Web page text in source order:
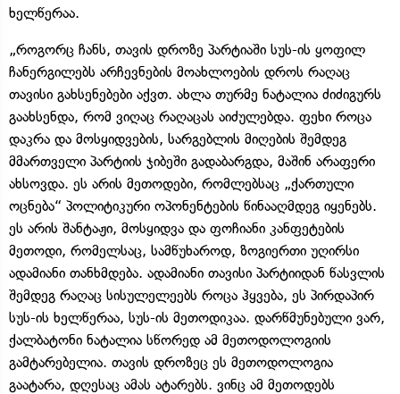
ხელწერაა.
„როგორც ჩანს, თავის დროზე პარტიაში სუს-ის ყოფილ
ჩანერგილებს არჩევნების მოახლოების დროს რაღაც
თავისი გახსენებები აქვთ. ახლა თურმე ნატალია ძიძიგურს
გაახსენდა, რომ ვიღაც რაღაცას აიძულებდა. ფეხი როცა
დაკრა და მოსყიდვების, სარგებლის მიღების შემდეგ
მმართველი პარტიის ჯიბეში გადაბარგდა, მაშინ არაფერი
ახსოვდა. ეს არის მეთოდები, რომლებსაც „ქართული
ოცნება“ პოლიტიკური ოპონენტების წინააღმდეგ იყენებს.
ეს არის შანტაჟი, მოსყიდვა და ფოჩიანი კანფეტების
მეთოდი, რომელსაც, სამწუხაროდ, ზოგიერთი უღირსი
ადამიანი თანხმდება. ადამიანი თავისი პარტიიდან წასვლის
შემდეგ რაღაც სისულელეებს როცა ჰყვება, ეს პირდაპირ
სუს-ის ხელწერაა, სუს-ის მეთოდიკაა. დარწმუნებული ვარ,
ქალბატონი ნატალია სწორედ ამ მეთოდოლოგიის
გამტარებელია. თავის დროზეც ეს მეთოდოლოგია
გაატარა, დღესაც ამას ატარებს. ვინც ამ მეთოდებს